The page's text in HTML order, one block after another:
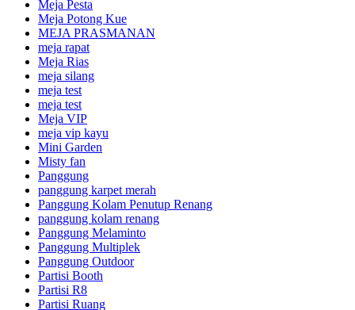
Meja Pesta
Meja Potong Kue
MEJA PRASMANAN
meja rapat
Meja Rias
meja silang
meja test
meja test
Meja VIP
meja vip kayu
Mini Garden
Misty fan
Panggung
panggung karpet merah
Panggung Kolam Penutup Renang
panggung kolam renang
Panggung Melaminto
Panggung Multiplek
Panggung Outdoor
Partisi Booth
Partisi R8
Partisi Ruang